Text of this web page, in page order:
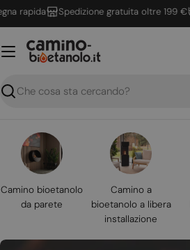
Vai
al
contenuto
Spedizione gratuita oltre 199 €
Ricerca
Camino bioetanolo
da parete
Camino a
bioetanolo a libera
installazione